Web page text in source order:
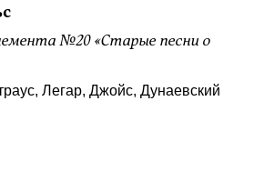
№20 «Старые песни о
Легар, Джойс, Дунаевский